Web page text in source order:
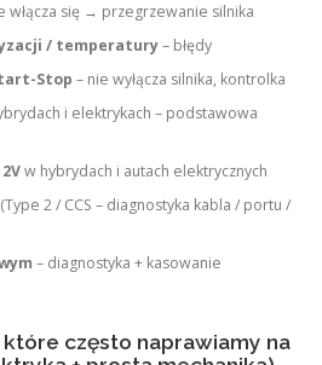
włącza się → przegrzewanie silnika
/ temperatury– błędy
Stop – nie wyłącza silnika, kontrolka
i elektrykach – podstawowa
w hybrydach i autach elektrycznych
(Type 2 / CCS – diagnostyka kabla / portu /
– diagnostyka + kasowanie
często naprawiamy na